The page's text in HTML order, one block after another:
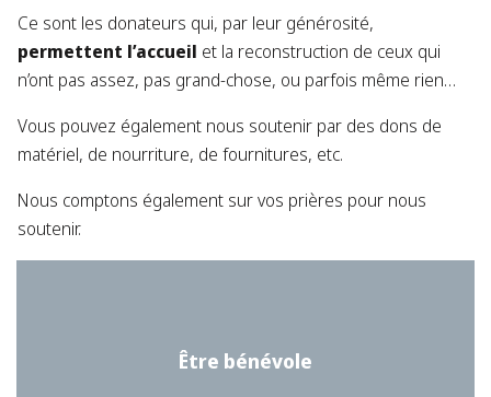
Ce sont les donateurs qui, par leur générosité,
permettent l’accueil et la reconstruction de ceux qui
n’ont pas assez, pas grand-chose, ou parfois même rien…
Vous pouvez également nous soutenir par des dons de
matériel, de nourriture, de fournitures, etc.
Nous comptons également sur vos prières pour nous
soutenir.
Être bénévole